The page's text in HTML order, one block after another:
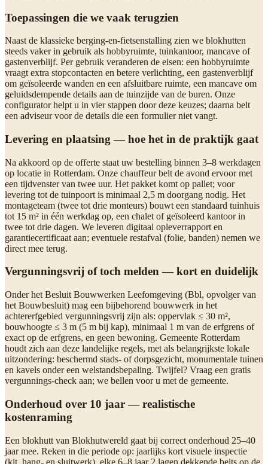
Toepassingen die we vaak terugzien
Naast de klassieke berging-en-fietsenstalling zien we blokhutten
steeds vaker in gebruik als hobbyruimte, tuinkantoor, mancave of
gastenverblijf. Per gebruik veranderen de eisen: een hobbyruimte
vraagt extra stopcontacten en betere verlichting, een gastenverblijf
om geïsoleerde wanden en een afsluitbare ruimte, een mancave om
geluidsdempende details aan de tuinzijde van de buren. Onze
configurator helpt u in vier stappen door deze keuzes; daarna belt
een adviseur voor de details die een formulier niet vangt.
Levering en plaatsing — hoe het in de praktijk gaat
Na akkoord op de offerte staat uw bestelling binnen 3–8 werkdagen
op locatie in Rotterdam. Onze chauffeur belt de avond ervoor met
een tijdvenster van twee uur. Het pakket komt op pallet; voor
levering tot de tuinpoort is minimaal 2,5 m doorgang nodig. Het
montageteam (twee tot drie monteurs) bouwt een standaard tuinhuis
tot 15 m² in één werkdag op, een chalet of geïsoleerd kantoor in
twee tot drie dagen. We leveren digitaal opleverrapport en
garantiecertificaat aan; eventuele restafval (folie, banden) nemen we
direct mee terug.
Vergunningsvrij of toch melden — kort en duidelijk
Onder het Besluit Bouwwerken Leefomgeving (Bbl, opvolger van
het Bouwbesluit) mag een bijbehorend bouwwerk in het
achtererfgebied vergunningsvrij zijn als: oppervlak ≤ 30 m²,
bouwhoogte ≤ 3 m (5 m bij kap), minimaal 1 m van de erfgrens of
exact op de erfgrens, en geen bewoning. Gemeente Rotterdam
houdt zich aan deze landelijke regels, met als belangrijkste lokale
uitzondering: beschermd stads- of dorpsgezicht, monumentale tuinen
en kavels onder een welstandsbepaling. Twijfel? Vraag een gratis
vergunnings-check aan; we bellen voor u met de gemeente.
Onderhoud over 10 jaar — realistische
kostenraming
Een blokhutt van Blokhutwereld gaat bij correct onderhoud 25–40
jaar mee. Reken in die periode op: jaarlijks kort visuele inspectie
(kit, hang- en sluitwerk), elke 6–8 jaar 2 lagen dekkende beits op de